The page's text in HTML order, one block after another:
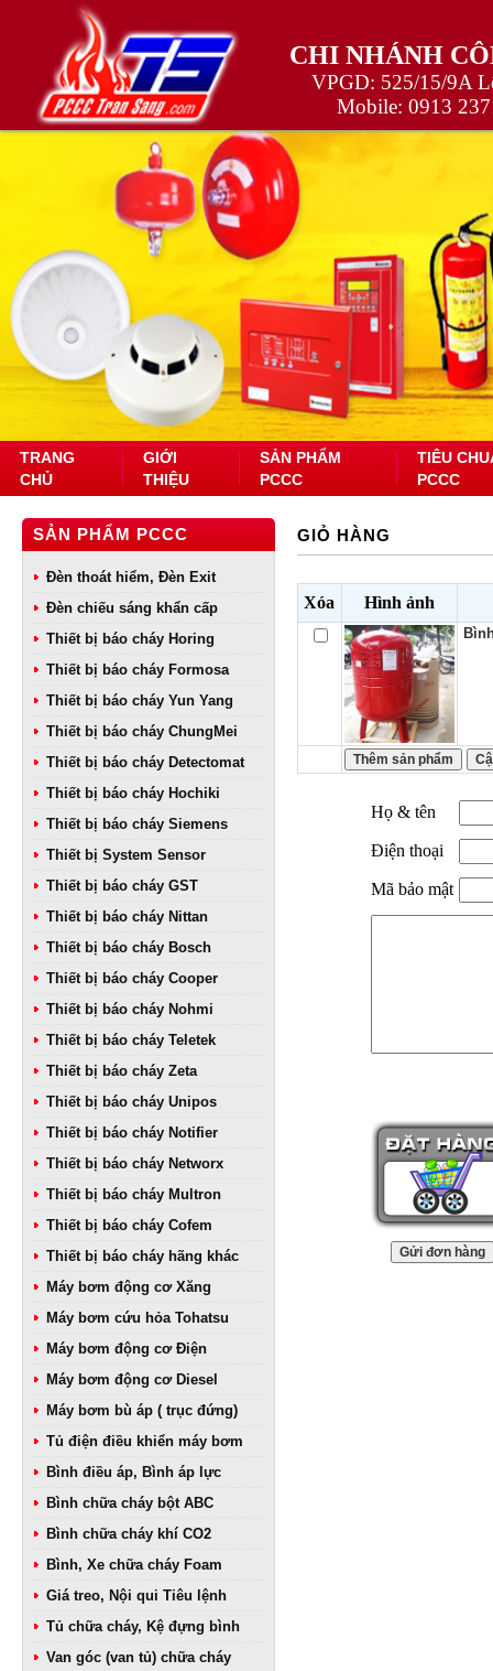
CHI NHÁNH
VPGD: 525/15/9A
Mobile: 0913
TRANG
CHỦ
GIỚI
THIỆU
SẢN PHẨM
PCCC
TIÊU
PCCC
SẢN PHẨM PCCC
Đèn thoát hiểm, Đèn Exit
Đèn chiếu sáng khẩn cấp
Thiết bị báo cháy Horing
Thiết bị báo cháy Formosa
Thiết bị báo cháy Yun Yang
Thiết bị báo cháy ChungMei
Thiết bị báo cháy Detectomat
Thiết bị báo cháy Hochiki
Thiết bị báo cháy Siemens
Thiết bị System Sensor
Thiết bị báo cháy GST
Thiết bị báo cháy Nittan
Thiết bị báo cháy Bosch
Thiết bị báo cháy Cooper
Thiết bị báo cháy Nohmi
Thiết bị báo cháy Teletek
Thiết bị báo cháy Zeta
Thiết bị báo cháy Unipos
Thiết bị báo cháy Notifier
Thiết bị báo cháy Networx
Thiết bị báo cháy Multron
Thiết bị báo cháy Cofem
Thiết bị báo cháy hãng khác
Máy bơm động cơ Xăng
Máy bơm cứu hỏa Tohatsu
Máy bơm động cơ Điện
Máy bơm động cơ Diesel
Máy bơm bù áp ( trục đứng)
Tủ điện điều khiển máy bơm
Bình điều áp, Bình áp lực
Bình chữa cháy bột ABC
Bình chữa cháy khí CO2
Bình, Xe chữa cháy Foam
Giá treo, Nội qui Tiêu lệnh
Tủ chữa cháy, Kệ đựng bình
Van góc (van tủ) chữa cháy
GIỎ HÀNG
Xóa Hình ảnh
Họ & tên
Điện thoại
Mã bảo mật